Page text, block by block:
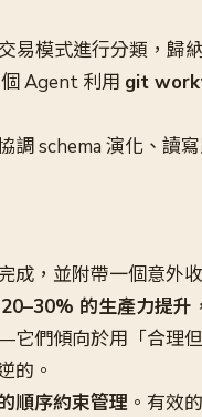
易模式進行分類，歸
Agent 利用 git
調 schema 演化、讀
成，並附帶一個意
20–30% 的生產力提升
們傾向於用「合理但
的。
順序約束管理 。有效